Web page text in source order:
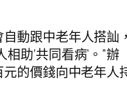
動跟中老年人搭訕
助‘共同看病’。”辦
的價錢向中老年人